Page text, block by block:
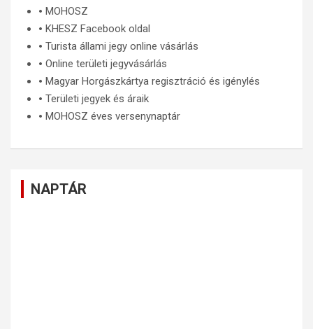
🞄 MOHOSZ
🞄 KHESZ Facebook oldal
🞄 Turista állami jegy online vásárlás
🞄 Online területi jegyvásárlás
🞄 Magyar Horgászkártya regisztráció és igénylés
🞄 Területi jegyek és áraik
🞄 MOHOSZ éves versenynaptár
NAPTÁR